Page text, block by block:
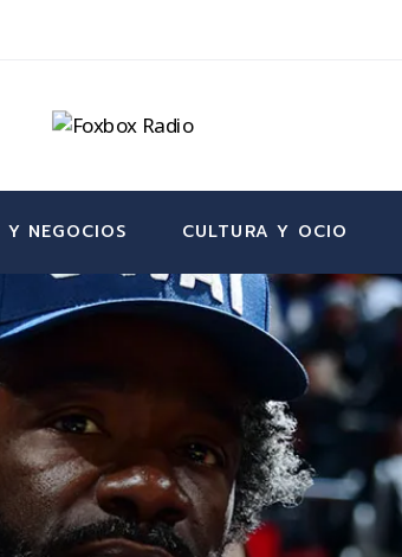
Y NEGOCIOS CULTURA Y OCIO